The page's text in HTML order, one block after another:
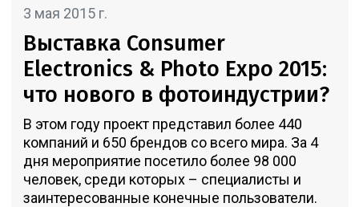
3 мая 2015 г.
Выставка Consumer
Electronics & Photo Expo 2015:
что нового в фотоиндустрии?
В этом году проект представил более 440
компаний и 650 брендов со всего мира. За 4
дня мероприятие посетило более 98 000
человек, среди которых – специалисты и
заинтересованные конечные пользователи.